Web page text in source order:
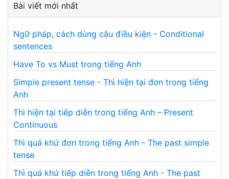
Bài viết mới nhất
Ngữ pháp, cách dùng câu điều kiện - Conditional
sentences
Have To vs Must trong tiếng Anh
Simple present tense - Thì hiện tại đơn trong tiếng
Anh
Thì hiện tại tiếp diễn trong tiếng Anh – Present
Continuous
Thì quá khứ đơn trong tiếng Anh - The past simple
tense
Thì quá khứ tiếp diễn trong tiếng Anh - The past